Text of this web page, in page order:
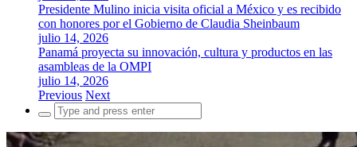
Presidente Mulino inicia visita oficial a México y es recibido
con honores por el Gobierno de Claudia Sheinbaum
julio 14, 2026
Panamá proyecta su innovación, cultura y productos en las
asambleas de la OMPI
julio 14, 2026
Previous Next
Search
for: